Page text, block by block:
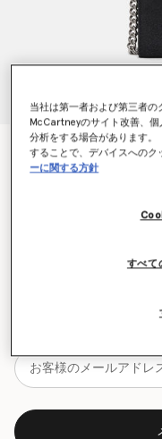
ファラベラ スマホ
¥94,600
再入荷の際にいち
当社は第一者および第三者
McCartneyのサイト改善、
分析をする場合があります。
することで、デバイスへのク
ーに関する方針
すべて